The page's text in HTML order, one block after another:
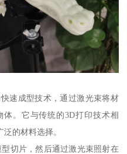
速成型技术，通过激光束将材
。它与传统的3D打印技术相
的材料选择。
切片，然后通过激光束照射在